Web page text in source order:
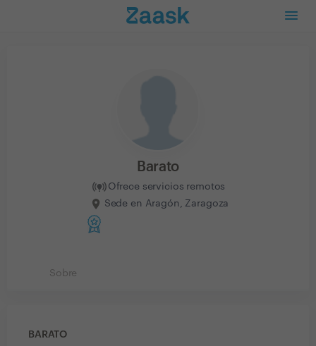
Barato
Ofrece servicios remotos
Sede en Aragón, Zaragoza
Sobre
BARATO